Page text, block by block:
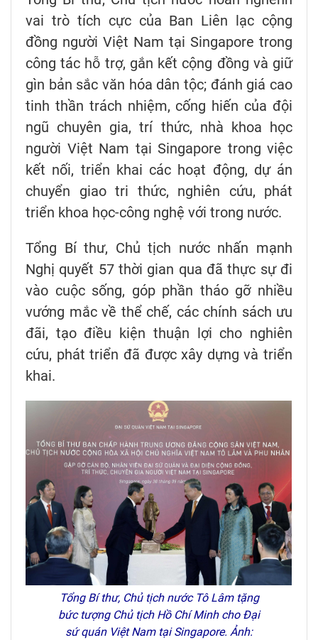
vai trò tích cực của Ban Liên lạc cộng
đồng người Việt Nam tại Singapore trong
công tác hỗ trợ, gắn kết cộng đồng và giữ
gìn bản sắc văn hóa dân tộc; đánh giá cao
tinh thần trách nhiệm, cống hiến của đội
ngũ chuyên gia, trí thức, nhà khoa học
người Việt Nam tại Singapore trong việc
kết nối, triển khai các hoạt động, dự án
chuyển giao tri thức, nghiên cứu, phát
triển khoa học-công nghệ với trong nước.
Tổng Bí thư, Chủ tịch nước nhấn mạnh
Nghị quyết 57 thời gian qua đã thực sự đi
vào cuộc sống, góp phần tháo gỡ nhiều
vướng mắc về thể chế, các chính sách ưu
đãi, tạo điều kiện thuận lợi cho nghiên
cứu, phát triển đã được xây dựng và triển
khai.
Tổng Bí thư, Chủ tịch nước Tô Lâm tặng
bức tượng Chủ tịch Hồ Chí Minh cho Đại
sứ quán Việt Nam tại Singapore. Ảnh: